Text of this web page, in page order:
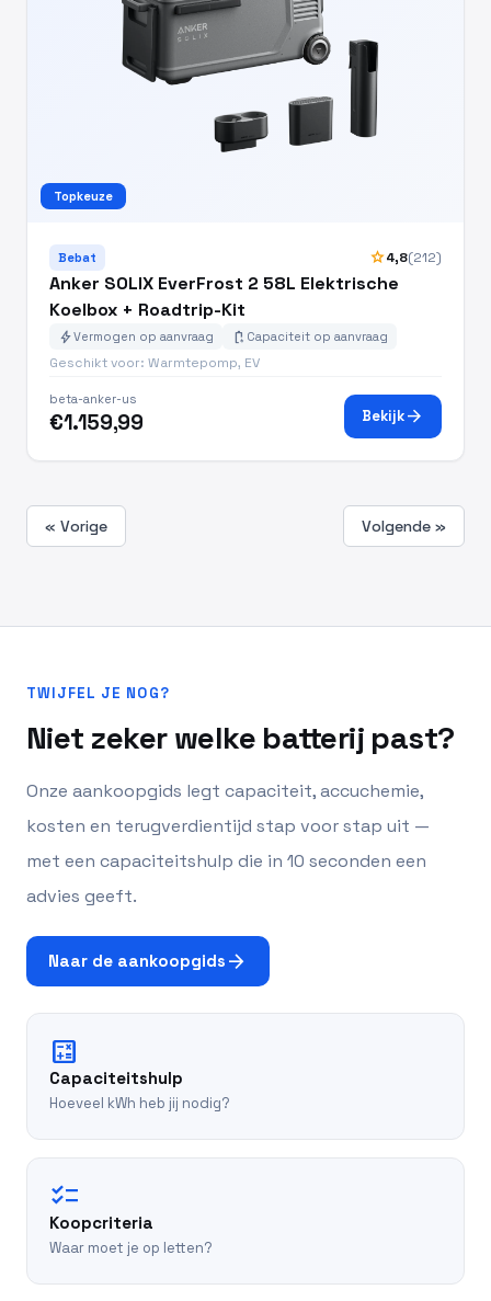
Topkeuze
Bebat star4,8(212)
Anker SOLIX EverFrost 2 58L Elektrische
Koelbox + Roadtrip-Kit
boltVermogen op aanvraag battery_charging_full Capaciteit op aanvraag
Geschikt voor: Warmtepomp, EV
beta-anker-us
€1.159,99 Bekijkarrow_forward
« Vorige Volgende »
TWIJFEL JE NOG?
Niet zeker welke batterij past?
Onze aankoopgids legt capaciteit, accuchemie,
kosten en terugverdientijd stap voor stap uit —
met een capaciteitshulp die in 10 seconden een
advies geeft.
Naar de aankoopgids arrow_forward
calculate
Capaciteitshulp
Hoeveel kWh heb jij nodig?
checklist
Koopcriteria
Waar moet je op letten?